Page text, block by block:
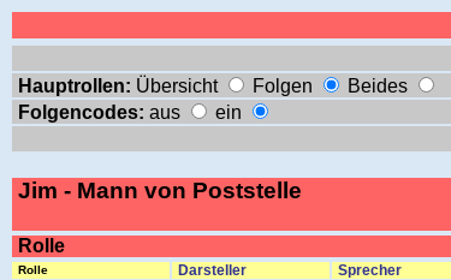
Hauptrollen: Übersicht Folgen Beides
Folgencodes: aus ein
Jim - Mann von Poststelle
Rolle
Rolle Darsteller Sprecher